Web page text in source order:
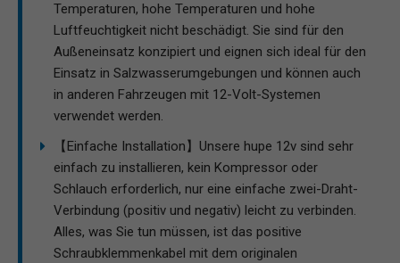
Temperaturen, hohe Temperaturen und hohe
Luftfeuchtigkeit nicht beschädigt. Sie sind für den
Außeneinsatz konzipiert und eignen sich ideal für den
Einsatz in Salzwasserumgebungen und können auch
in anderen Fahrzeugen mit 12-Volt-Systemen
verwendet werden.
【Einfache Installation】Unsere hupe 12v sind sehr
einfach zu installieren, kein Kompressor oder
Schlauch erforderlich, nur eine einfache zwei-Draht-
Verbindung (positiv und negativ) leicht zu verbinden.
Alles, was Sie tun müssen, ist das positive
Schraubklemmenkabel mit dem originalen